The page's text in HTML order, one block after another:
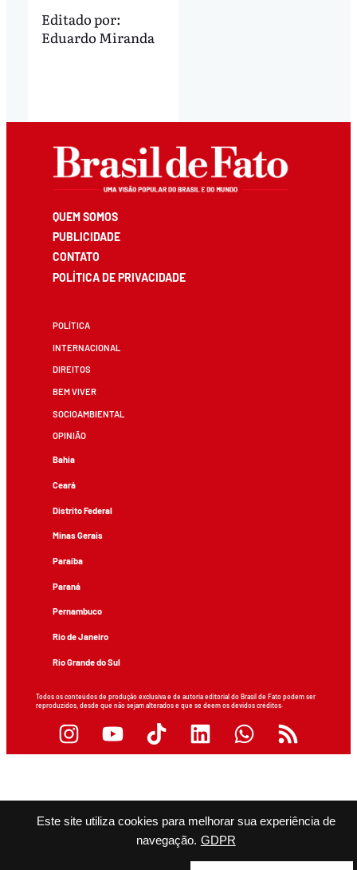
Este site utiliza cookies para melhorar sua experiência de
navegação. GDPR
Editado por:
Eduardo Miranda
QUEM SOMOS
PUBLICIDADE
CONTATO
POLÍTICA DE PRIVACIDADE
POLÍTICA
INTERNACIONAL
DIREITOS
BEM VIVER
SOCIOAMBIENTAL
OPINIÃO
Bahia
Ceará
Distrito Federal
Minas Gerais
Paraíba
Paraná
Pernambuco
Rio de Janeiro
Rio Grande do Sul
Todos os conteúdos de produção exclusiva e de autoria editorial do Brasil de Fato podem ser
reproduzidos, desde que não sejam alterados e que se deem os devidos créditos.